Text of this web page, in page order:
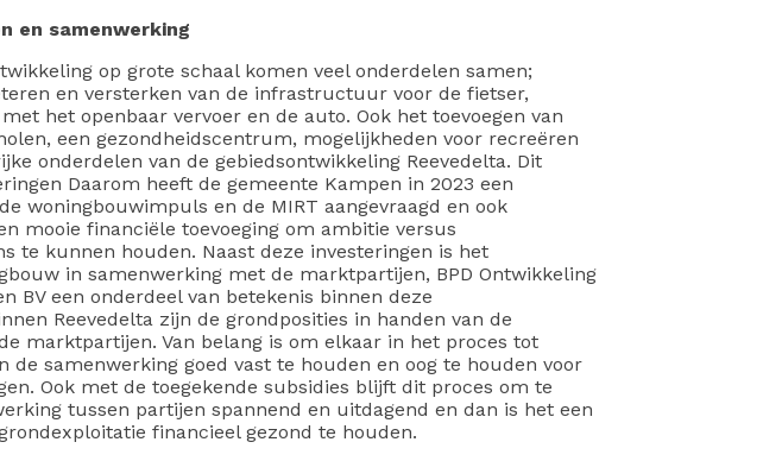
en samenwerking
op grote schaal komen veel onderdelen samen;
en versterken van de infrastructuur voor de fietser,
het openbaar vervoer en de auto. Ook het toevoegen van
een gezondheidscentrum, mogelijkheden voor recreëren
onderdelen van de gebiedsontwikkeling Reevedelta. Dit
Daarom heeft de gemeente Kampen in 2023 een
woningbouwimpuls en de MIRT aangevraagd en ook
mooie financiële toevoeging om ambitie versus
te kunnen houden. Naast deze investeringen is het
in samenwerking met de marktpartijen, BPD Ontwikkeling
BV een onderdeel van betekenis binnen deze
Reevedelta zijn de grondposities in handen van de
marktpartijen. Van belang is om elkaar in het proces tot
de samenwerking goed vast te houden en oog te houden voor
Ook met de toegekende subsidies blijft dit proces om te
tussen partijen spannend en uitdagend en dan is het een
financieel gezond te houden.